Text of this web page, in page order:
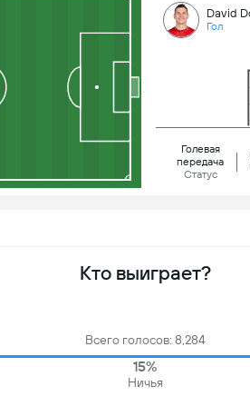
David
Гол
Голевая
передача
Статус
Кто выиграет?
Всего голосов: 8,284
15%
Ничья